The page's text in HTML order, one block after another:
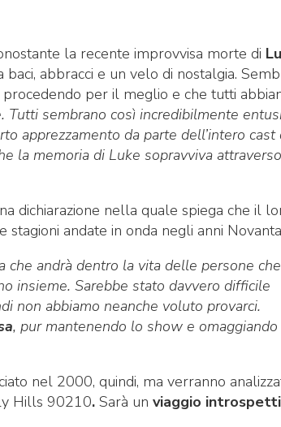
la recente improvvisa morte di
baci, abbracci e un velo di nostalgia.
per il meglio e che tutti
Tutti sembrano così incredibilmente
apprezzamento da parte dell’intero cast
la memoria di Luke sopravviva
dichiarazione nella quale spiega che il
andate in onda negli anni
che andrà dentro la vita delle persone che
insieme. Sarebbe stato davvero difficile
non abbiamo neanche voluto provarci.
, pur mantenendo lo show e omaggiando
nel 2000, quindi, ma verranno
Hills 90210. Sarà un viaggio